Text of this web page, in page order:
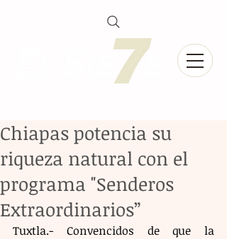
Chiapas potencia su
riqueza natural con el
programa "Senderos
Extraordinarios”
Tuxtla.- Convencidos de que la